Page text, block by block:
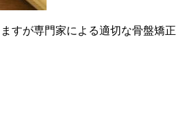
すが専門家による適切な骨盤矯正